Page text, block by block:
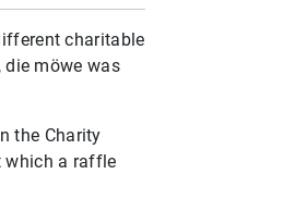
charitable
die möwe was
the Charity
which a raffle